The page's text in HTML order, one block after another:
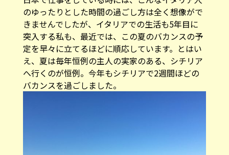
のゆったりとした時間の過ごし方は全く想像がで
きませんでしたが、イタリアでの生活も5年目に
突入する私も、最近では、この夏のバカンスの予
定を早々に立てるほどに順応しています。とはい
え、夏は毎年恒例の主人の実家のある、シチリア
へ行くのが恒例。今年もシチリアで2週間ほどの
バカンスを過ごしました。